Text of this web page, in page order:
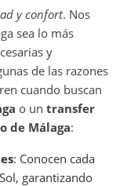
y confort. Nos
sea lo más
y
de las razones
cuando buscan
o un transfer
de Málaga:
: Conocen cada
garantizando